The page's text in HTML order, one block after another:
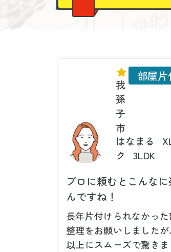
我
孫
子
市
はなまる
ク
3LDK
部屋片
プロに頼むとこんなに
んですね！
長年片付けられなかっ
整理をお願いしました
以上にスムーズで驚きま